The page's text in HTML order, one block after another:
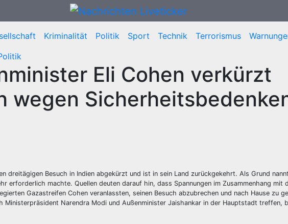
Kriminalität Politik Sport Technik Terrorismus
Eli Cohen verkürzt
wegen
dreitägigen Besuch in Indien abgekürzt und ist in sein Land zurückgekehrt. Als Grund
erforderlich machte. Quellen deuten darauf hin, dass Spannungen im Zusammenhang mit
Gazastreifen Cohen veranlassten, seinen Besuch abzubrechen und nach Hause zu
Ministerpräsident Narendra Modi und Außenminister Jaishankar in der Hauptstadt treffen,